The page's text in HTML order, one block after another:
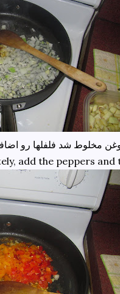
مخلوط شد فلفلها رو
add the peppers and